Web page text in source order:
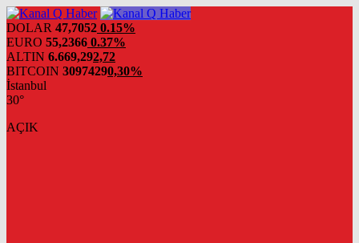
DOLAR 47,7052 0.15%
EURO 55,2366 0.37%
ALTIN 6.669,292,72
BITCOIN 30974290,30%
İstanbul
30°
AÇIK